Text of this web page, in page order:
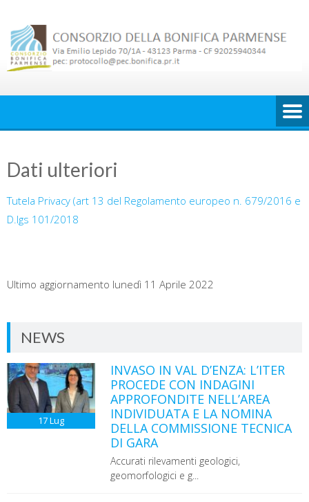
content
Dati ulteriori
Tutela Privacy (art 13 del Regolamento europeo n. 679/2016 e
D.lgs 101/2018
Ultimo aggiornamento lunedì 11 Aprile 2022
NEWS
17Lug
INVASO IN VAL D’ENZA: L’ITER
PROCEDE CON INDAGINI
APPROFONDITE NELL’AREA
INDIVIDUATA E LA NOMINA
DELLA COMMISSIONE TECNICA
DI GARA
Accurati rilevamenti geologici,
geomorfologici e g...